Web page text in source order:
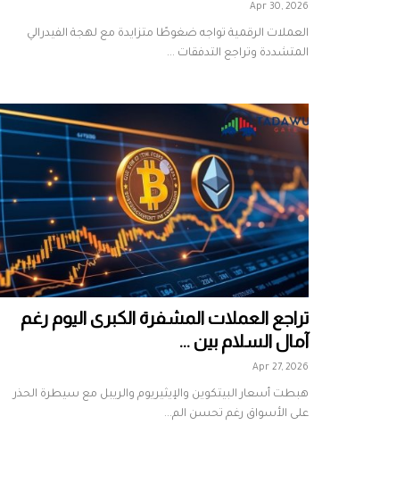
Apr 30, 2026
العملات الرقمية تواجه ضغوطًا متزايدة مع لهجة الفيدرالي
المتشددة وتراجع التدفقات ...
تراجع العملات المشفرة الكبرى اليوم رغم
آمال السلام بين ...
Apr 27, 2026
هبطت أسعار البيتكوين والإيثيريوم والريبل مع سيطرة الحذر
على الأسواق رغم تحسن الم...